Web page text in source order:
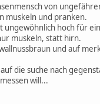
von
muskeln und pranken.
ungewöhnlich hoch für
muskeln, statt hirn.
und auf
die suche nach
will...